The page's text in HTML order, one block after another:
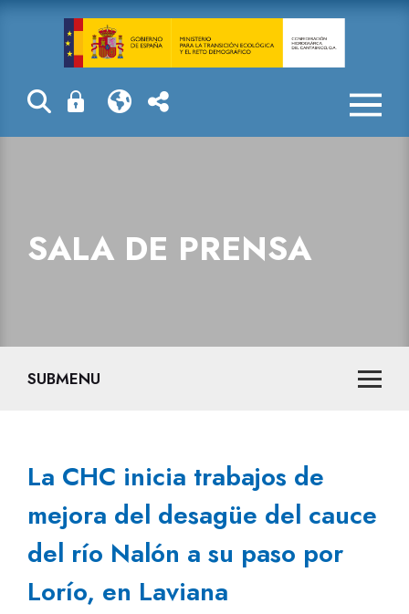
La CHC inicia
SALA DE PRENSA
SUBMENU
La CHC inicia trabajos de
mejora del desagüe del cauce
del río Nalón a su paso por
Lorío, en Laviana